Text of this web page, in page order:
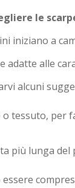
le
iniziano a
adatte alle
alcuni
tessuto, per
più lunga